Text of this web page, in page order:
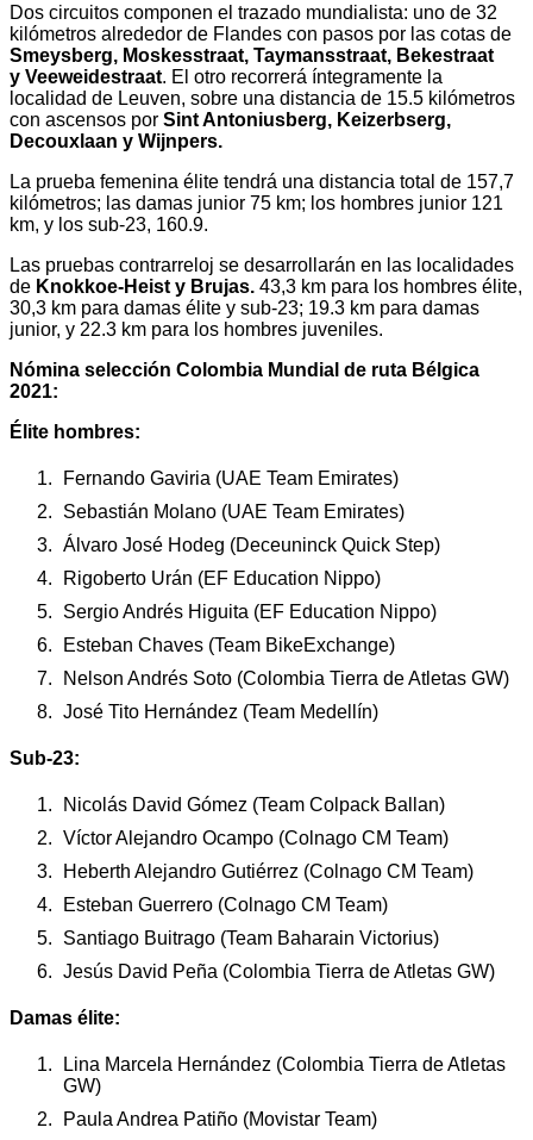
Dos circuitos componen el trazado mundialista: uno de 32
kilómetros alrededor de Flandes con pasos por las cotas de
Smeysberg, Moskesstraat, Taymansstraat, Bekestraat
y Veeweidestraat. El otro recorrerá íntegramente la
localidad de Leuven, sobre una distancia de 15.5 kilómetros
con ascensos por Sint Antoniusberg, Keizerbserg,
Decouxlaan y Wijnpers.
La prueba femenina élite tendrá una distancia total de 157,7
kilómetros; las damas junior 75 km; los hombres junior 121
km, y los sub-23, 160.9.
Las pruebas contrarreloj se desarrollarán en las localidades
de Knokkoe-Heist y Brujas. 43,3 km para los hombres élite,
30,3 km para damas élite y sub-23; 19.3 km para damas
junior, y 22.3 km para los hombres juveniles.
Nómina selección Colombia Mundial de ruta Bélgica
2021:
Élite hombres:
Fernando Gaviria (UAE Team Emirates)
Sebastián Molano (UAE Team Emirates)
Álvaro José Hodeg (Deceuninck Quick Step)
Rigoberto Urán (EF Education Nippo)
Sergio Andrés Higuita (EF Education Nippo)
Esteban Chaves (Team BikeExchange)
Nelson Andrés Soto (Colombia Tierra de Atletas GW)
José Tito Hernández (Team Medellín)
Sub-23:
Nicolás David Gómez (Team Colpack Ballan)
Víctor Alejandro Ocampo (Colnago CM Team)
Heberth Alejandro Gutiérrez (Colnago CM Team)
Esteban Guerrero (Colnago CM Team)
Santiago Buitrago (Team Baharain Victorius)
Jesús David Peña (Colombia Tierra de Atletas GW)
Damas élite:
Lina Marcela Hernández (Colombia Tierra de Atletas
GW)
Paula Andrea Patiño (Movistar Team)